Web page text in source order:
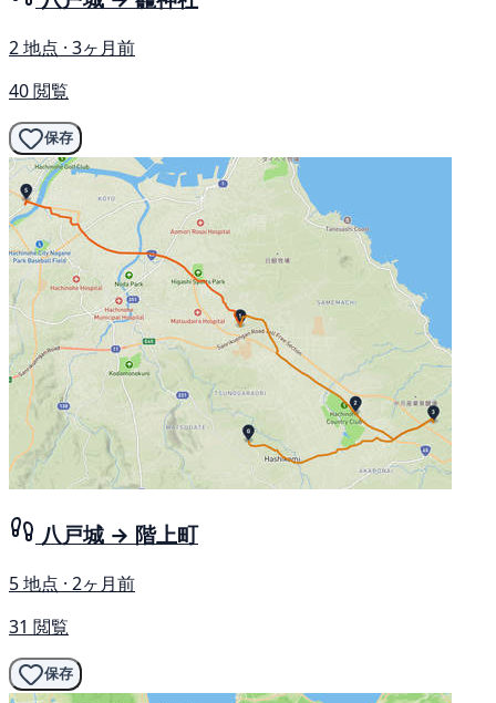
2 地点 · 3ヶ月前
40 閲覧
保存
八戸城 → 階上町
5 地点 · 2ヶ月前
31 閲覧
保存